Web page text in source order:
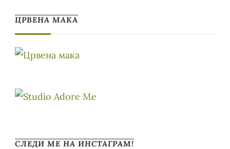
ЦРВЕНА МАКА
СЛЕДИ МЕ НА ИНСТАГРАМ!